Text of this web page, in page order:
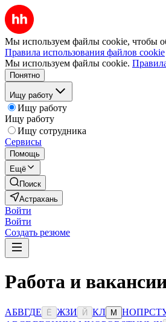
Мы используем файлы cookie, чтобы
Правила использования файлов cookie
Мы используем файлы cookie.
Понятно
Ищу работу
Ищу работу
Ищу работу
Ищу сотрудника
Сервисы
Помощь
Ещё
Поиск
Астрахань
Войти
Войти
Создать резюме
Работа и
АБВГДЕ Ё ЖЗИ Й КЛ М НОПРСТ